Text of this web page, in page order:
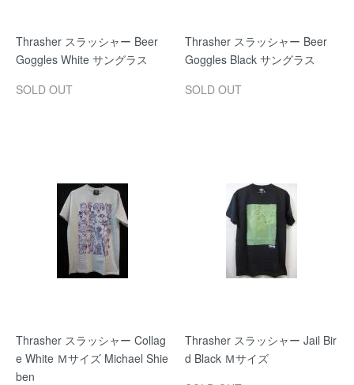
Thrasher スラッシャー Beer
Goggles White サングラス
SOLD OUT
Thrasher スラッシャー Beer
Goggles Black サングラス
SOLD OUT
Thrasher スラッシャー Collag
e White Ｍサイズ Michael Shie
ben
Thrasher スラッシャー Jail Bir
d Black Ｍサイズ